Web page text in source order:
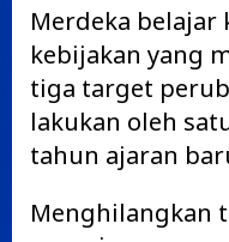
Merdeka belajar
kebijakan yang
tiga target
lakukan oleh
tahun ajaran
Menghilangkan